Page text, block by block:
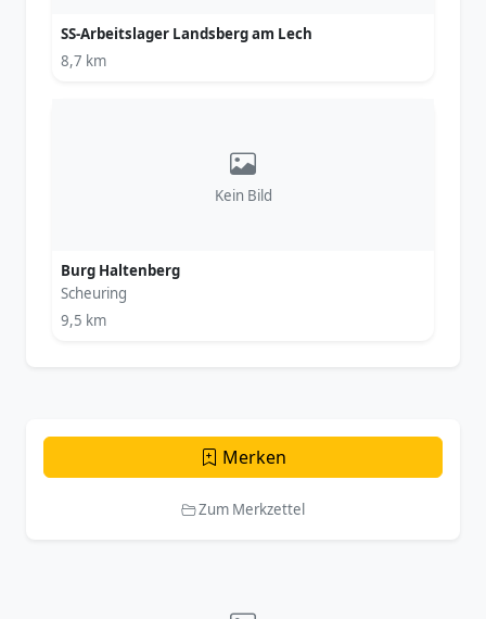
SS-Arbeitslager Landsberg am Lech
8,7 km
Kein Bild
Burg Haltenberg
Scheuring
9,5 km
Merken
Zum Merkzettel